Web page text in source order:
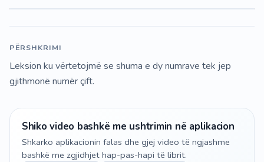
PËRSHKRIMI
Leksion ku vërtetojmë se shuma e dy numrave tek jep
gjithmonë numër çift.
Shiko video bashkë me ushtrimin në aplikacion
Shkarko aplikacionin falas dhe gjej video të ngjashme
bashkë me zgjidhjet hap-pas-hapi të librit.